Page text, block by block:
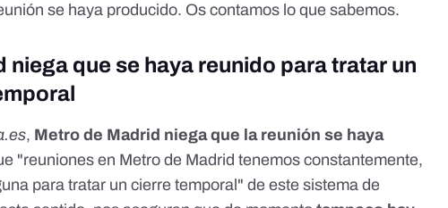
se haya producido. Os contamos lo que sabemos.
niega que se haya reunido para tratar un
, Metro de Madrid niega que la reunión se haya
"reuniones en Metro de Madrid tenemos constantemente,
para tratar un cierre temporal" de este sistema de